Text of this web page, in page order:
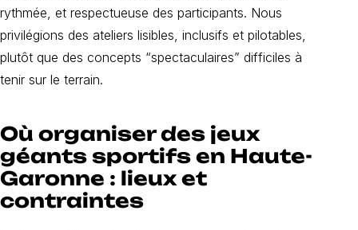
rythmée, et respectueuse des participants. Nous
privilégions des ateliers lisibles, inclusifs et pilotables,
plutôt que des concepts “spectaculaires” difficiles à
tenir sur le terrain.
Où organiser des jeux
géants sportifs en Haute-
Garonne : lieux et
contraintes